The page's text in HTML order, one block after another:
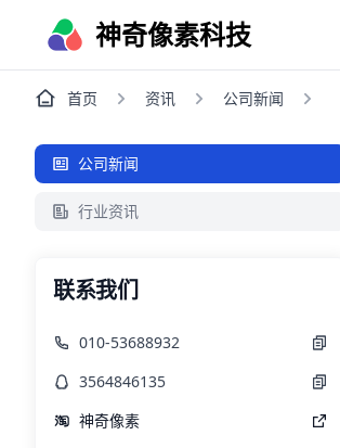
神奇像素科技
首页 资讯 公司新闻
公司新闻
行业资讯
联系我们
010-53688932
3564846135
神奇像素